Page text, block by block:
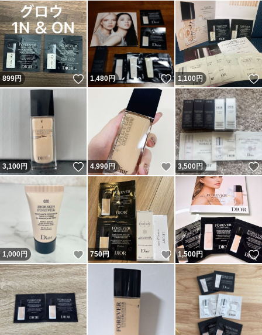
899円 いいね！
1,480円 いいね！
1,100円
3,100円 いいね！
4,990円 いいね！
3,500円
1,000円 いいね！
750円 いいね！
1,500円